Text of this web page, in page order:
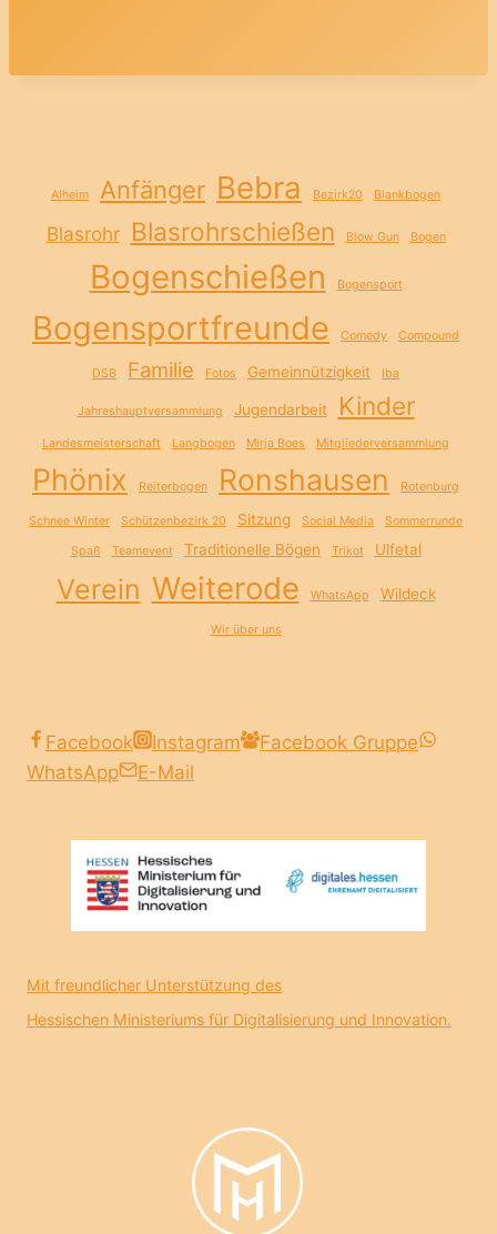
Alheim Anfänger Bebra Bezirk20 Blankbogen
Blasrohr Blasrohrschießen Blow Gun Bogen
Bogenschießen Bogensport
Bogensportfreunde Comedy Compound
DSB Familie Fotos Gemeinnützigkeit Iba
Jahreshauptversammlung Jugendarbeit Kinder
Landesmeisterschaft Langbogen Mirja Boes Mitgliederversammlung
Phönix Reiterbogen Ronshausen Rotenburg
Schnee Winter Schützenbezirk 20 Sitzung Social Media Sommerrunde
Spaß Teamevent Traditionelle Bögen Trikot Ulfetal
Verein Weiterode WhatsApp Wildeck
Wir über uns
Facebook Instagram
Facebook Gruppe
WhatsApp
E-Mail
Mit freundlicher Unterstützung des
Hessischen Ministeriums für Digitalisierung und Innovation.